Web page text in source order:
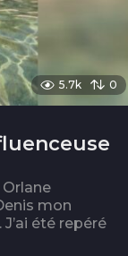
5.7k 0
mon
été repéré